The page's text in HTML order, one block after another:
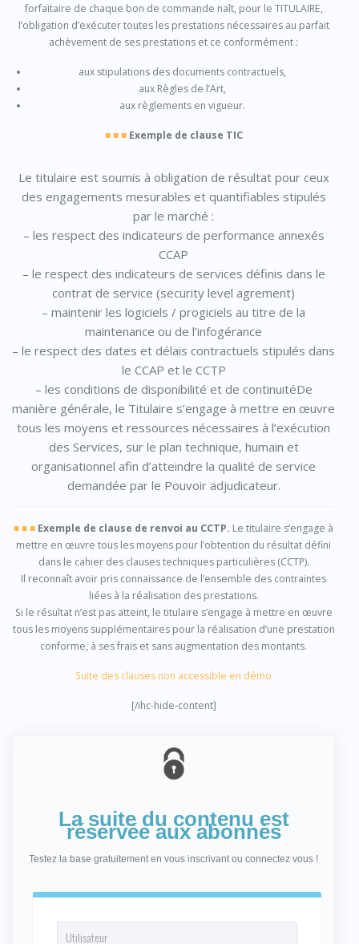
forfaitaire de chaque bon de commande naît, pour le TITULAIRE,
l’obligation d’exécuter toutes les prestations nécessaires au parfait
achèvement de ses prestations et ce conformément :
aux stipulations des documents contractuels,
aux Règles de l’Art,
aux règlements en vigueur.
■ ■ ■ Exemple de clause TIC
Le titulaire est soumis à obligation de résultat pour ceux
des engagements mesurables et quantifiables stipulés
par le marché :
– les respect des indicateurs de performance annexés
CCAP
– le respect des indicateurs de services définis dans le
contrat de service (security level agrement)
– maintenir les logiciels / progiciels au titre de la
maintenance ou de l’infogérance
– le respect des dates et délais contractuels stipulés dans
le CCAP et le CCTP
– les conditions de disponibilité et de continuitéDe
manière générale, le Titulaire s’engage à mettre en œuvre
tous les moyens et ressources nécessaires à l’exécution
des Services, sur le plan technique, humain et
organisationnel afin d’atteindre la qualité de service
demandée par le Pouvoir adjudicateur.
■ ■ ■ Exemple de clause de renvoi au CCTP. Le titulaire s’engage à
mettre en œuvre tous les moyens pour l’obtention du résultat défini
dans le cahier des clauses techniques particulières (CCTP).
Il reconnaît avoir pris connaissance de l’ensemble des contraintes
liées à la réalisation des prestations.
Si le résultat n’est pas atteint, le titulaire s’engage à mettre en œuvre
tous les moyens supplémentaires pour la réalisation d’une prestation
conforme, à ses frais et sans augmentation des montants.
Suite des clauses non accessible en démo
[/ihc-hide-content]
La suite du contenu est
réservée aux abonnés
Testez la base gratuitement en vous inscrivant ou connectez vous !